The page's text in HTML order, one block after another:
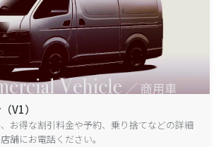
V1）
お得な割引料金や予約、乗り捨てなどの詳細
舗にお電話ください。